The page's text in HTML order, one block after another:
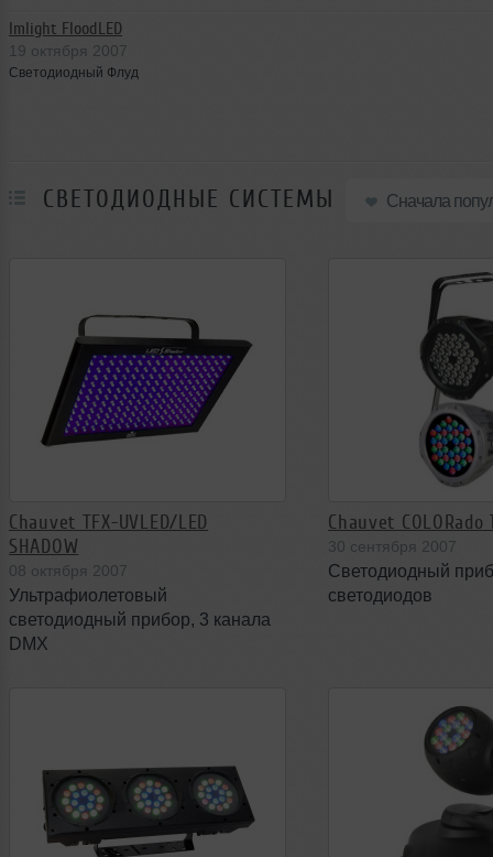
Imlight FloodLED
19 октября 2007
Светодиодный Флуд
Сначала
СВЕТОДИОДНЫЕ СИСТЕМЫ
Chauvet TFX-UVLED/LED
SHADOW
08 октября 2007
Ультрафиолетовый
светодиодный прибор, 3 канала
DMX
Chauvet COLORado
30 сентября 2007
Светодиодный
светодиодов